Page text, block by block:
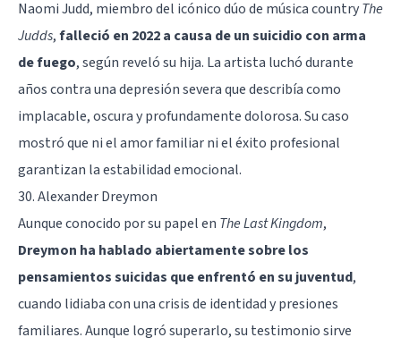
Naomi Judd, miembro del icónico dúo de música countryThe
Judds,falleció en 2022 a causa de un suicidio con arma
de fuego, según reveló su hija. La artista luchó durante
años contra una depresión severa que describía como
implacable, oscura y profundamente dolorosa. Su caso
mostró que ni el amor familiar ni el éxito profesional
garantizan la estabilidad emocional.
30. Alexander Dreymon
Aunque conocido por su papel en The Last Kingdom,
Dreymon ha hablado abiertamente sobre los
pensamientos suicidas que enfrentó en su juventud,
cuando lidiaba con una crisis de identidad y presiones
familiares. Aunque logró superarlo, su testimonio sirve